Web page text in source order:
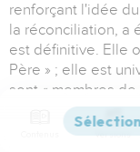
renforçant l'idée
la réconciliation, a
est définitive. Elle
Père » ; elle est
sont « membres
sous quelque
soient les détails
Versions